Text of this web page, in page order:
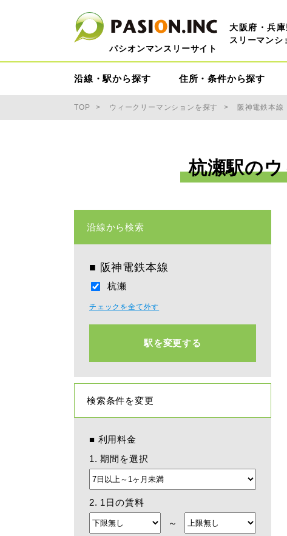
パシオンマンスリーサイト
大阪府・兵
スリーマンシ
沿線・駅から探す 住所・条件から探す
TOP ウィークリーマンションを探す 阪神電鉄本線
杭瀬駅の
沿線から検索
■ 阪神電鉄本線
杭瀬
チェックを全て外す
駅を変更する
検索条件を変更
■ 利用料金
1. 期間を選択
2. 1日の賃料
～